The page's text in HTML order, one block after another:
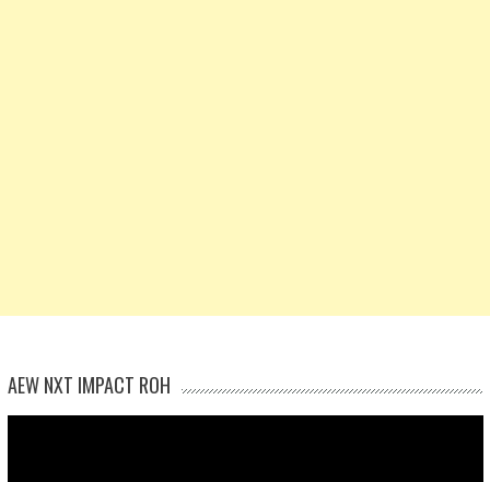
AEW NXT IMPACT ROH